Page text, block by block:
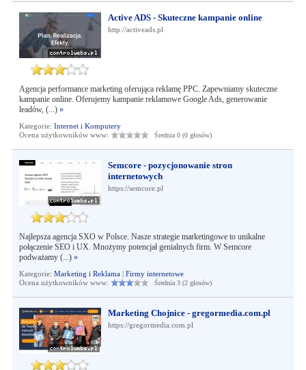
Active ADS - Skuteczne kampanie online
http://activeads.pl
Agencja performance marketing oferująca reklamę PPC. Zapewniamy skuteczne
kampanie online. Oferujemy kampanie reklamowe Google Ads, generowanie
leadów, (...) »
Kategorie: Internet i Komputery
Ocena użytkowników www:
Średnia 0 (0 głosów)
Semcore - pozycjonowanie stron
internetowych
https://semcore.pl
Najlepsza agencja SXO w Polsce. Nasze strategie marketingowe to unikalne
połączenie SEO i UX. Mnożymy potencjał genialnych firm. W Semcore
podważamy (...) »
Kategorie: Marketing i Reklama| Firmy internetowe
Ocena użytkowników www:
Średnia 3 (2 głosów)
Marketing Chojnice - gregormedia.com.pl
https://gregormedia.com.pl